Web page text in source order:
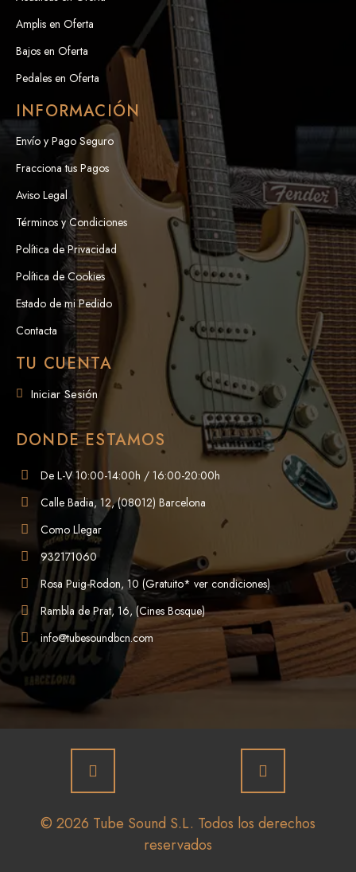
Amplis en Oferta
Bajos en Oferta
Pedales en Oferta
INFORMACIÓN
Envío y Pago Seguro
Fracciona tus Pagos
Aviso Legal
Términos y Condiciones
Política de Privacidad
Política de Cookies
Estado de mi Pedido
Contacta
TU CUENTA
Iniciar Sesión
DONDE ESTAMOS
De L-V 10:00-14:00h / 16:00-20:00h
Calle Badia, 12, (08012) Barcelona
Como Llegar
932171060
Rosa Puig-Rodon, 10 (Gratuito* ver condiciones)
Rambla de Prat, 16, (Cines Bosque)
info@tubesoundbcn.com
© 2026 Tube Sound S.L. Todos los derechos
reservados